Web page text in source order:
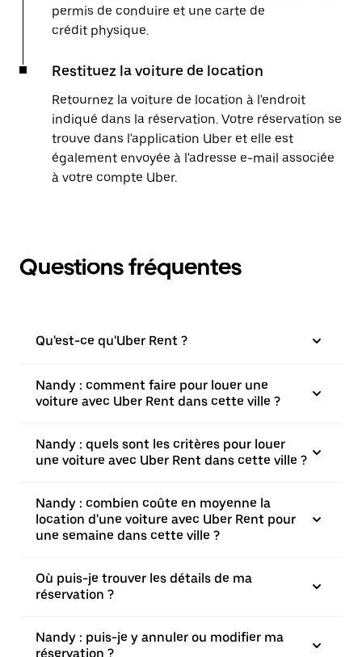
permis de conduire et une carte de
crédit physique.
Restituez la voiture de location
Retournez la voiture de location à l'endroit
indiqué dans la réservation. Votre réservation se
trouve dans l'application Uber et elle est
également envoyée à l'adresse e-mail associée
à votre compte Uber.
Questions fréquentes
Qu'est-ce qu'Uber Rent ?
Nandy : comment faire pour louer une
voiture avec Uber Rent dans cette ville ?
Nandy : quels sont les critères pour louer
une voiture avec Uber Rent dans cette ville ?
Nandy : combien coûte en moyenne la
location d'une voiture avec Uber Rent pour
une semaine dans cette ville ?
Où puis-je trouver les détails de ma
réservation ?
Nandy : puis-je y annuler ou modifier ma
réservation ?